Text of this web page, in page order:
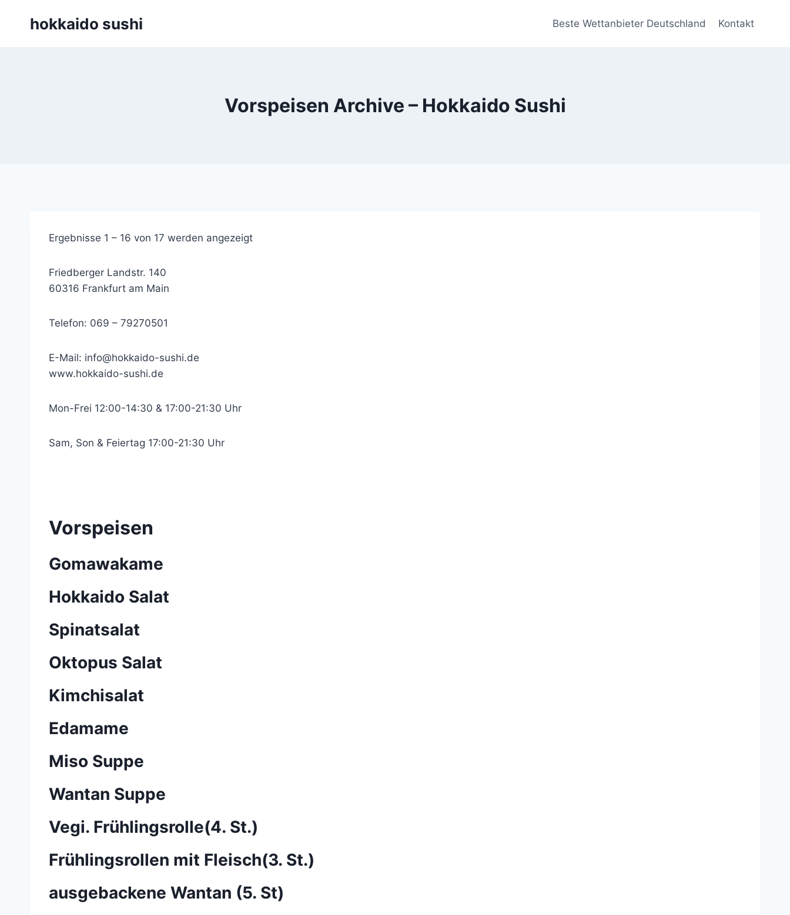
hokkaido sushi Beste Wettanbieter Deutschland Kontakt
Vorspeisen Archive – Hokkaido Sushi
Ergebnisse 1 – 16 von 17 werden angezeigt
Friedberger Landstr. 140
60316 Frankfurt am Main
Telefon: 069 – 79270501
E-Mail: info@hokkaido-sushi.de
www.hokkaido-sushi.de
Mon-Frei 12:00-14:30 & 17:00-21:30 Uhr
Sam, Son & Feiertag 17:00-21:30 Uhr
Vorspeisen
Gomawakame
Hokkaido Salat
Spinatsalat
Oktopus Salat
Kimchisalat
Edamame
Miso Suppe
Wantan Suppe
Vegi. Frühlingsrolle(4. St.)
Frühlingsrollen mit Fleisch(3. St.)
ausgebackene Wantan (5. St)